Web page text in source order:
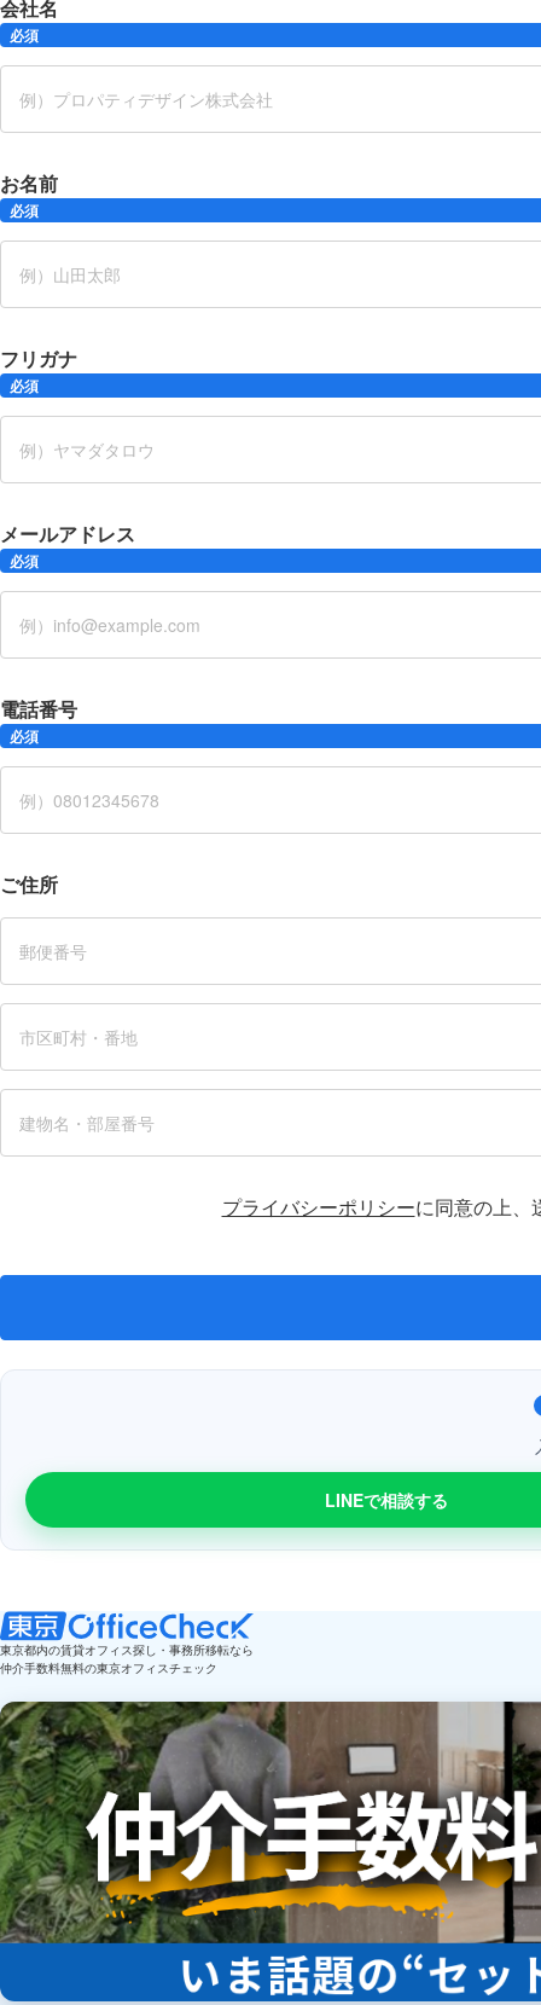
会社名
必須
お名前
必須
フリガナ
必須
メールアドレス
必須
電話番号
必須
ご住所
プライバシーポリシーに同意の上、
LINEで相談する
東京都内の賃貸オフィス探し・事務所移転なら
仲介手数料無料の東京オフィスチェック